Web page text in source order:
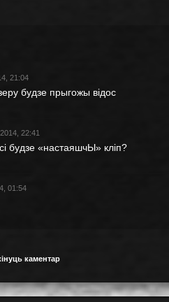
21:04
будзе прыгожы вiдос
22:41
будзе «настаяшчЫ» кліп?
01:54
каментар